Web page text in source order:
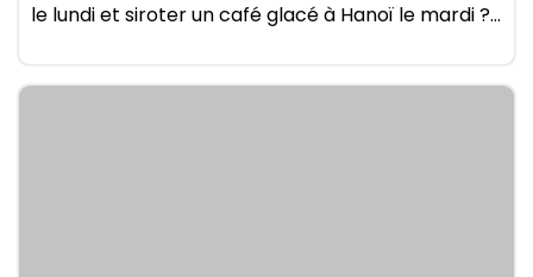
le lundi et siroter un café glacé à Hanoï le mardi ?…